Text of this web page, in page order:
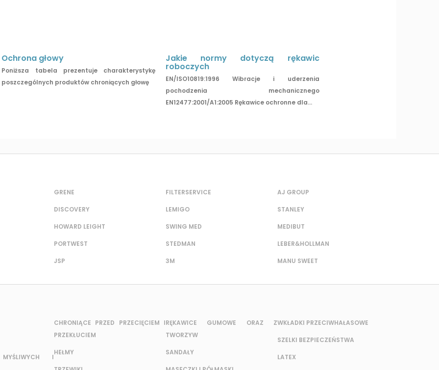
Ochrona głowy
Poniższa tabela prezentuje charakterystykę
poszczególnych produktów chroniących głowę
Jakie normy dotyczą rękawic
roboczych
EN/ISO10819:1996 Wibracje i uderzenia
pochodzenia mechanicznego
EN12477:2001/A1:2005 Rękawice ochronne dla...
GRENE
DISCOVERY
HOWARD LEIGHT
PORTWEST
JSP
FILTERSERVICE
LEMIGO
SWING MED
STEDMAN
3M
AJ GROUP
STANLEY
MEDIBUT
LEBER&HOLLMAN
MANU SWEET
I
CHRONIĄCE PRZED PRZECIĘCIEM I
PRZEKŁUCIEM
HEŁMY
RĘKAWICE GUMOWE ORAZ Z
TWORZYW
SANDAŁY
WKŁADKI PRZECIWHAŁASOWE
SZELKI BEZPIECZEŃSTWA
LATEX